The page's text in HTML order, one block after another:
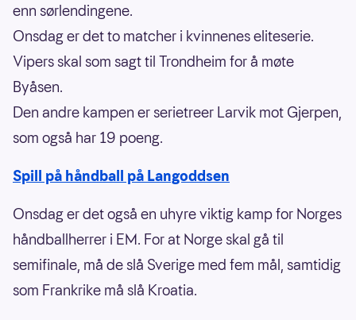
enn sørlendingene.
Onsdag er det to matcher i kvinnenes eliteserie.
Vipers skal som sagt til Trondheim for å møte
Byåsen.
Den andre kampen er serietreer Larvik mot Gjerpen,
som også har 19 poeng.
Spill på håndball på Langoddsen
Onsdag er det også en uhyre viktig kamp for Norges
håndballherrer i EM. For at Norge skal gå til
semifinale, må de slå Sverige med fem mål, samtidig
som Frankrike må slå Kroatia.